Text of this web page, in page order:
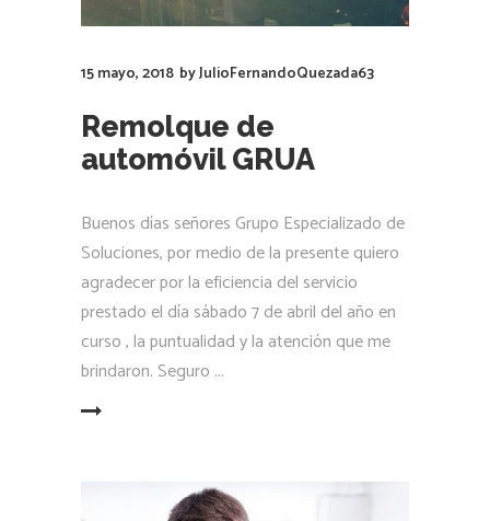
15 mayo, 2018 byJulioFernandoQuezada63
Remolque de
automóvil GRUA
Buenos días señores Grupo Especializado de
Soluciones, por medio de la presente quiero
agradecer por la eficiencia del servicio
prestado el día sábado 7 de abril del año en
curso , la puntualidad y la atención que me
brindaron. Seguro